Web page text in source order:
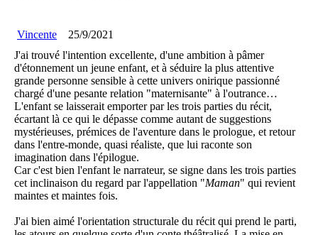
Vincente
25/9/2021
J'ai trouvé l'intention excellente, d'une ambition à pâmer
d'étonnement un jeune enfant, et à séduire la plus attentive
grande personne sensible à cette univers onirique passionné
chargé d'une pesante relation "maternisante" à l'outrance…
L'enfant se laisserait emporter par les trois parties du récit,
écartant là ce qui le dépasse comme autant de suggestions
mystérieuses, prémices de l'aventure dans le prologue, et retour
dans l'entre-monde, quasi réaliste, que lui raconte son
imagination dans l'épilogue.
Car c'est bien l'enfant le narrateur, se signe dans les trois parties
cet inclinaison du regard par l'appellation "Maman" qui revient
maintes et maintes fois.
J'ai bien aimé l'orientation structurale du récit qui prend le parti,